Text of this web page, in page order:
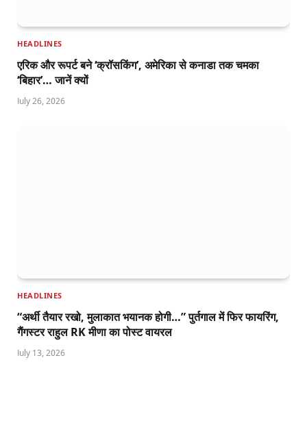
HEADLINES
एरिक और रूपर्ट बने ‘क्रॉसकिंग’, अमेरिका से कनाडा तक चमका
‘बिहार’… जानें क्यों
July 26, 2026
HEADLINES
“अर्थी तैयार रखो, मुलाकात भयानक होगी…” पुर्तगाल में फिर फायरिंग,
गैंगस्टर राहुल RK मीणा का पोस्ट वायरल
July 13, 2026